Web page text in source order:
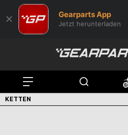
✕ Gearparts App
Jetzt herunterladen
KETTEN